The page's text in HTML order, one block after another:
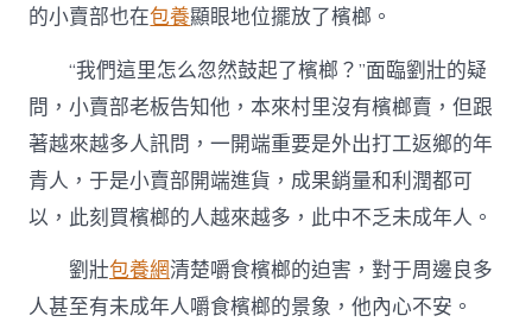
的小賣部也在包養顯眼地位擺放了檳榔。
“我們這里怎么忽然鼓起了檳榔？”面臨劉壯的疑
問，小賣部老板告知他，本來村里沒有檳榔賣，但跟
著越來越多人訊問，一開端重要是外出打工返鄉的年
青人，于是小賣部開端進貨，成果銷量和利潤都可
以，此刻買檳榔的人越來越多，此中不乏未成年人。
劉壯包養網清楚嚼食檳榔的迫害，對于周邊良多
人甚至有未成年人嚼食檳榔的景象，他內心不安。